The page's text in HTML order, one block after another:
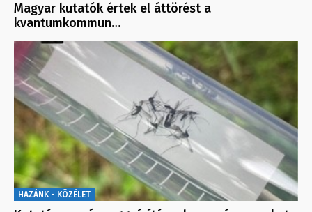
Magyar kutatók értek el áttörést a
kvantumkommun…
HAZÁNK - KÖZÉLET